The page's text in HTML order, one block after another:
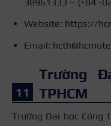
Website: https://
Email:
Trường
TPHCM
Trường Đại học Công